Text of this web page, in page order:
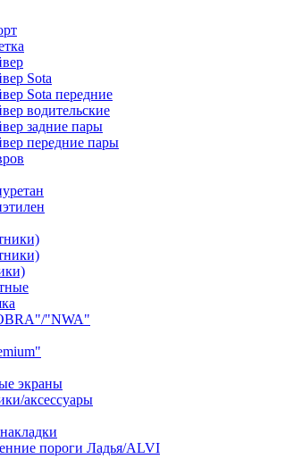
Sota
Sota передние
водительские
задние пары
передние пары
"NWA"
экраны
аксессуары
пороги Ладья/ALVI